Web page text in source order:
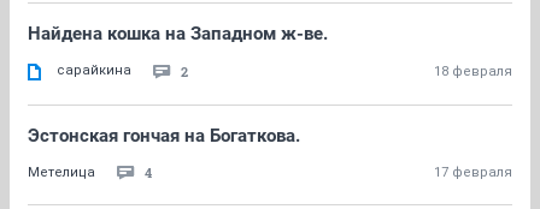
Найдена кошка на Западном ж-ве.
сарайкина 2 18 февраля
Эстонская гончая на Богаткова.
Метелица 4 17 февраля